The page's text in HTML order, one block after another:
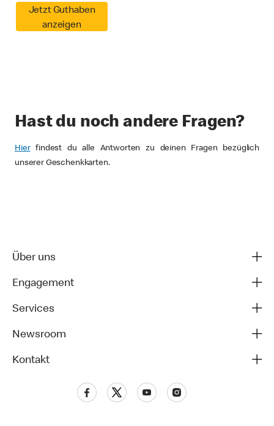
Hast du noch andere Fragen?
Hierfindest du alle Antworten zu deinen Fragen bezüglich
unserer Geschenkkarten.
Über uns
Engagement
Services
Newsroom
Kontakt